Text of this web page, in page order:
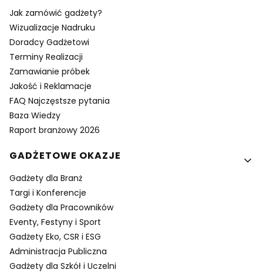
Jak zamówić gadżety?
Wizualizacje Nadruku
Doradcy Gadżetowi
Terminy Realizacji
Zamawianie próbek
Jakość i Reklamacje
FAQ Najczęstsze pytania
Baza Wiedzy
Raport branżowy 2026
GADŻETOWE OKAZJE
Gadżety dla Branż
Targi i Konferencje
Gadżety dla Pracowników
Eventy, Festyny i Sport
Gadżety Eko, CSR i ESG
Administracja Publiczna
Gadżety dla Szkół i Uczelni